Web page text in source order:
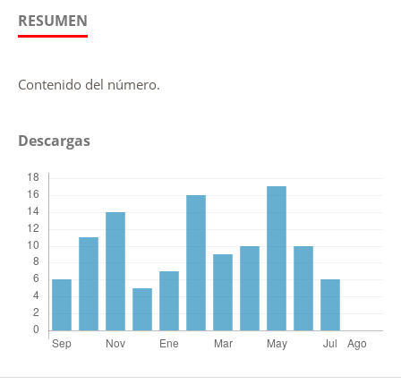
RESUMEN
Contenido del número.
Descargas